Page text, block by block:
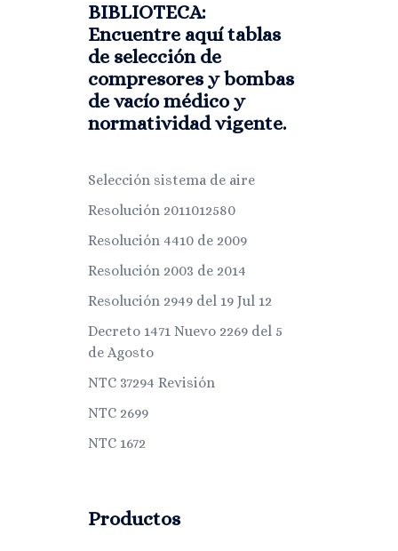
BIBLIOTECA:
Encuentre aquí tablas
de selección de
compresores y bombas
de vacío médico y
normatividad vigente.
Selección sistema de aire
Resolución 2011012580
Resolución 4410 de 2009
Resolución 2003 de 2014
Resolución 2949 del 19 Jul 12
Decreto 1471 Nuevo 2269 del 5
de Agosto
NTC 37294 Revisión
NTC 2699
NTC 1672
Productos